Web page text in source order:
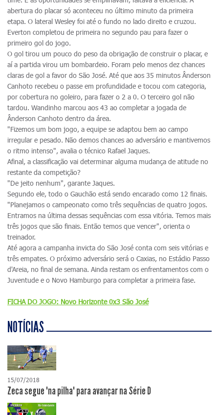
abertura do placar só aconteceu no último minuto da primeira
etapa. O lateral Wesley foi até o fundo no lado direito e cruzou.
Everton completou de primeira no segundo pau para fazer o
primeiro gol do jogo.
O gol tirou um pouco do peso da obrigação de construir o placar, e
aí a partida virou um bombardeio. Foram pelo menos dez chances
claras de gol a favor do São José. Até que aos 35 minutos Ânderson
Canhoto recebeu o passe em profundidade e tocou com categoria,
por cobertura no goleiro, para fazer o 2 a 0. O terceiro gol não
tardou. Wandinho marcou aos 43 ao completar a jogada de
Ânderson Canhoto dentro da área.
"Fizemos um bom jogo, a equipe se adaptou bem ao campo
irregular e pesado. Não demos chances ao adversário e mantivemos
o ritmo intenso", avalia o técnico Rafael Jaques.
Afinal, a classificação vai determinar alguma mudança de atitude no
restante da competição?
"De jeito nenhum", garante Jaques.
Segundo ele, todo o Gauchão está sendo encarado como 12 finais.
"Planejamos o campeonato como três sequências de quatro jogos.
Entramos na última dessas sequências com essa vitória. Temos mais
três jogos que são finais. Então temos que vencer", orienta o
treinador.
Até agora a campanha invicta do São José conta com seis vitórias e
três empates. O próximo adversário será o Caxias, no Estádio Passo
d'Areia, no final de semana. Ainda restam os enfrentamentos com o
Juventude e o Novo Hamburgo para completar a primeira fase.
FICHA DO JOGO: Novo Horizonte 0x3 São José
NOTÍCIAS
15/07/2018
Zeca segue "na pilha" para avançar na Série D